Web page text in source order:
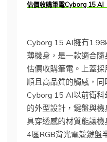
估價收購筆電Cyborg 15
Cyborg 15 AI擁有
薄機身，是一款適合
估價收購筆電。上蓋
順且高品質的觸感，同
Cyborg 15 AI以前衛科
的外型設計，鍵盤與機
具穿透感的材質能讓機
4區RGB背光電競鍵盤